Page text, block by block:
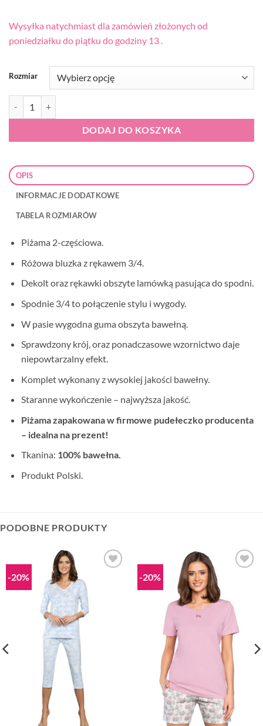
Wysyłka natychmiast dla zamówień złożonych od
poniedziałku do piątku do godziny 13 .
Rozmiar
DODAJ DO KOSZYKA
OPIS
INFORMACJE DODATKOWE
TABELA ROZMIARÓW
Piżama 2-częściowa.
Różowa bluzka z rękawem 3/4.
Dekolt oraz rękawki obszyte lamówką pasująca do spodni.
Spodnie 3/4 to połączenie stylu i wygody.
W pasie wygodna guma obszyta bawełną.
Sprawdzony krój, oraz ponadczasowe wzornictwo daje
niepowtarzalny efekt.
Komplet wykonany z wysokiej jakości bawełny.
Staranne wykończenie – najwyższa jakość.
Piżama zapakowana w firmowe pudełeczko producenta
– idealna na prezent!
Tkanina: 100% bawełna.
Produkt Polski.
PODOBNE PRODUKTY
-20% -20%